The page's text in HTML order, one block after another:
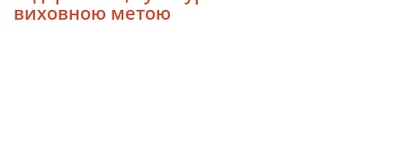
виховною метою